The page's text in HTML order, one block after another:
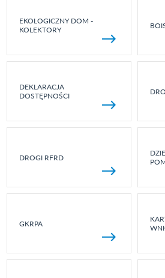
EKOLOGICZNY DOM -
KOLEKTORY
DEKLARACJA
DOSTĘPNOŚCI
DROGI RFRD
GKRPA